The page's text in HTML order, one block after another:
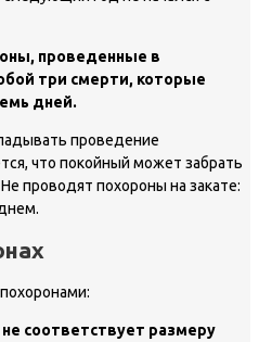
проведенные в
три смерти, которые
дней.
проведение
что покойный может забрать
проводят похороны на закате:
соответствует размеру